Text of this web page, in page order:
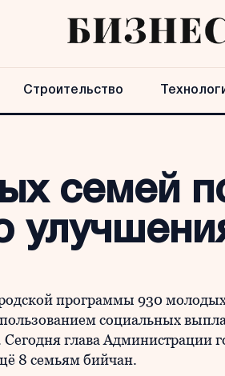
Строительство
семей
программы 930
социальных
глава Администрации
8 семьям бийчан.